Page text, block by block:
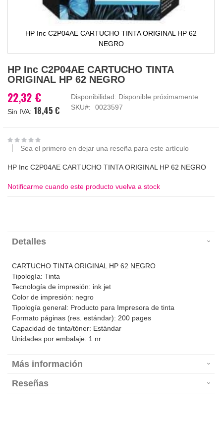
HP Inc C2P04AE CARTUCHO TINTA ORIGINAL HP 62
NEGRO
al
comienzo
la
galería
HP Inc C2P04AE CARTUCHO TINTA
ORIGINAL HP 62 NEGRO
22,32 €
18,45 €
Disponibilidad: Disponible próximamente
SKU
0023597
Sea el primero en dejar una reseña para este artículo
HP Inc C2P04AE CARTUCHO TINTA ORIGINAL HP 62 NEGRO
Notificarme cuando este producto vuelva a stock
Detalles
CARTUCHO TINTA ORIGINAL HP 62 NEGRO
Tipología: Tinta
Tecnología de impresión: ink jet
Color de impresión: negro
Tipología general: Producto para Impresora de tinta
Formato páginas (res. estándar): 200 pages
Capacidad de tinta/tóner: Estándar
Unidades por embalaje: 1 nr
Más información
Reseñas